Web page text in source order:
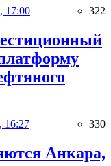
17:00 322
16:27 330
Анкара,